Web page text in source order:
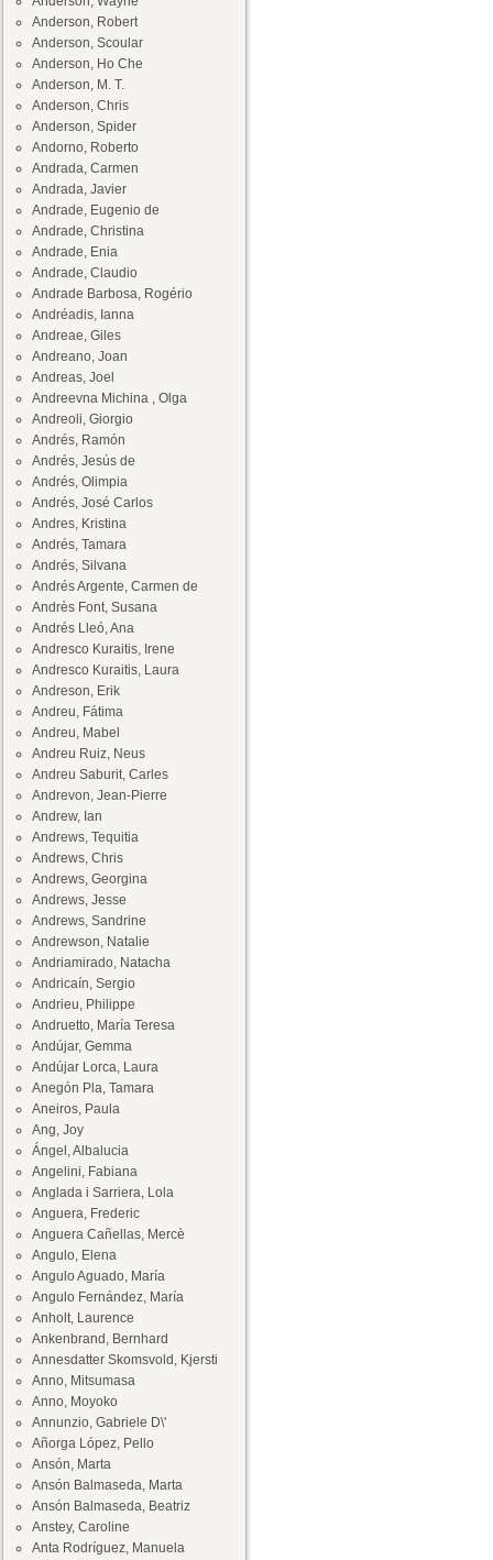
Anderson, Robert
Anderson, Scoular
Anderson, Ho Che
Anderson, M. T.
Anderson, Chris
Anderson, Spider
Andorno, Roberto
Andrada, Carmen
Andrada, Javier
Andrade, Eugenio de
Andrade, Christina
Andrade, Enia
Andrade, Claudio
Andrade Barbosa, Rogério
Andréadis, Ianna
Andreae, Giles
Andreano, Joan
Andreas, Joel
Andreevna Michina , Olga
Andreoli, Giorgio
Andrés, Ramón
Andrés, Jesús de
Andrés, Olimpia
Andrés, José Carlos
Andres, Kristina
Andrés, Tamara
Andrés, Silvana
Andrés Argente, Carmen de
Andrès Font, Susana
Andrés Lleó, Ana
Andresco Kuraitis, Irene
Andresco Kuraitis, Laura
Andreson, Erik
Andreu, Fátima
Andreu, Mabel
Andreu Ruiz, Neus
Andreu Saburit, Carles
Andrevon, Jean-Pierre
Andrew, Ian
Andrews, Tequitia
Andrews, Chris
Andrews, Georgina
Andrews, Jesse
Andrews, Sandrine
Andrewson, Natalie
Andriamirado, Natacha
Andricaín, Sergio
Andrieu, Philippe
Andruetto, María Teresa
Andújar, Gemma
Andújar Lorca, Laura
Anegón Pla, Tamara
Aneiros, Paula
Ang, Joy
Ángel, Albalucia
Angelini, Fabiana
Anglada i Sarriera, Lola
Anguera, Frederic
Anguera Cañellas, Mercè
Angulo, Elena
Angulo Aguado, María
Angulo Fernández, María
Anholt, Laurence
Ankenbrand, Bernhard
Annesdatter Skomsvold, Kjersti
Anno, Mitsumasa
Anno, Moyoko
Annunzio, Gabriele D\'
Añorga López, Pello
Ansón, Marta
Ansón Balmaseda, Marta
Ansón Balmaseda, Beatriz
Anstey, Caroline
Anta Rodríguez, Manuela